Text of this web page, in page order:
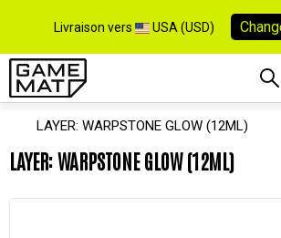
Livraison vers USA (USD)
LAYER: WARPSTONE GLOW (12ML)
LAYER: WARPSTONE GLOW (12ML)